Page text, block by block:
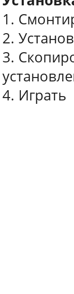
1.
2.
3.
4. Играть